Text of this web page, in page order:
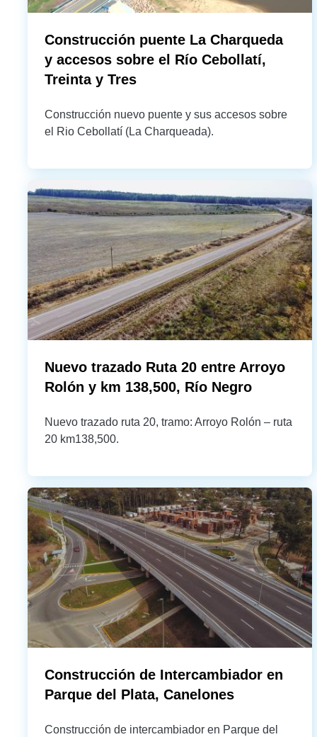
Construcción puente La Charqueda
y accesos sobre el Río Cebollatí,
Treinta y Tres
Construcción nuevo puente y sus accesos sobre
el Rio Cebollatí (La Charqueada).
Nuevo trazado Ruta 20 entre Arroyo
Rolón y km 138,500, Río Negro
Nuevo trazado ruta 20, tramo: Arroyo Rolón – ruta
20 km138,500.
Construcción de Intercambiador en
Parque del Plata, Canelones
Construcción de intercambiador en Parque del